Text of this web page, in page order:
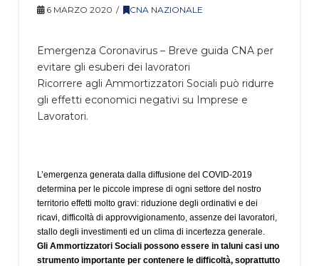
6 MARZO 2020 CNA NAZIONALE
Emergenza Coronavirus – Breve guida CNA per
evitare gli esuberi dei lavoratori
Ricorrere agli Ammortizzatori Sociali può ridurre
gli effetti economici negativi su Imprese e
Lavoratori.
L’emergenza generata dalla diffusione del COVID-2019
determina per le piccole imprese di ogni settore del nostro
territorio effetti molto gravi: riduzione degli ordinativi e dei
ricavi, difficoltà di approvvigionamento, assenze dei lavoratori,
stallo degli investimenti ed un clima di incertezza generale.
Gli Ammortizzatori Sociali possono essere in taluni casi uno
strumento importante per contenere le difficoltà, soprattutto